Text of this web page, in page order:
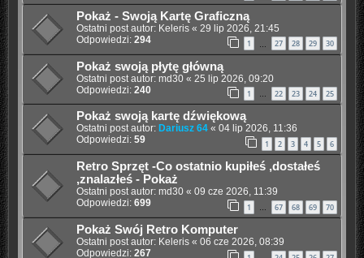
Pokaż - Swoją Kartę Graficzną
Ostatni post autor: Keleris« 29 lip 2026, 21:45
Odpowiedzi: 294 1 27 28 29 30
Pokaż swoją płytę główną
Ostatni post autor: md30« 25 lip 2026, 09:20
Odpowiedzi: 240 1 … 22 23 24 25
Pokaż swoją kartę dźwiękową
Ostatni post autor: Dariusz 64« 04 lip 2026, 11:36
Odpowiedzi: 59 1 2 3 4 5 6
Retro Sprzęt -Co ostatnio kupiłeś ,dostałeś
,znalazłeś - Pokaż
Ostatni post autor: md30« 09 cze 2026, 11:39
Odpowiedzi: 699 1 67 68 69 70
Pokaż Swój Retro Komputer
Ostatni post autor: Keleris« 06 cze 2026, 08:39
Odpowiedzi: 267